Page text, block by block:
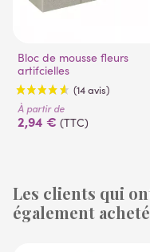
Bloc de mousse fleurs
artifcielles
À partir de
2,94 € (TTC)
Les clients qui
également